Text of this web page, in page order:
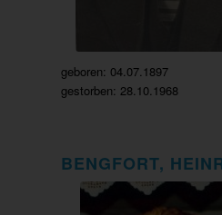
geboren: 04.07.1897
gestorben: 28.10.1968
BENGFORT,